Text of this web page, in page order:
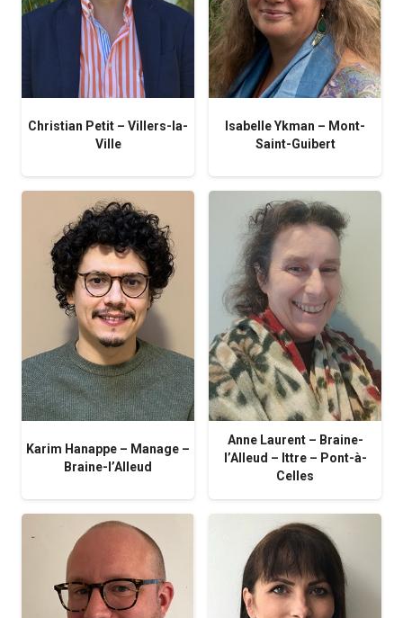
Christian Petit – Villers-la-
Ville
Isabelle Ykman – Mont-
Saint-Guibert
Karim Hanappe – Manage –
Braine-l’Alleud
Anne Laurent – Braine-
l’Alleud – Ittre – Pont-à-
Celles